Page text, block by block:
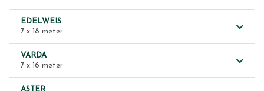
EDELWEIS
7 x 18 meter
VARDA
7 x 16 meter